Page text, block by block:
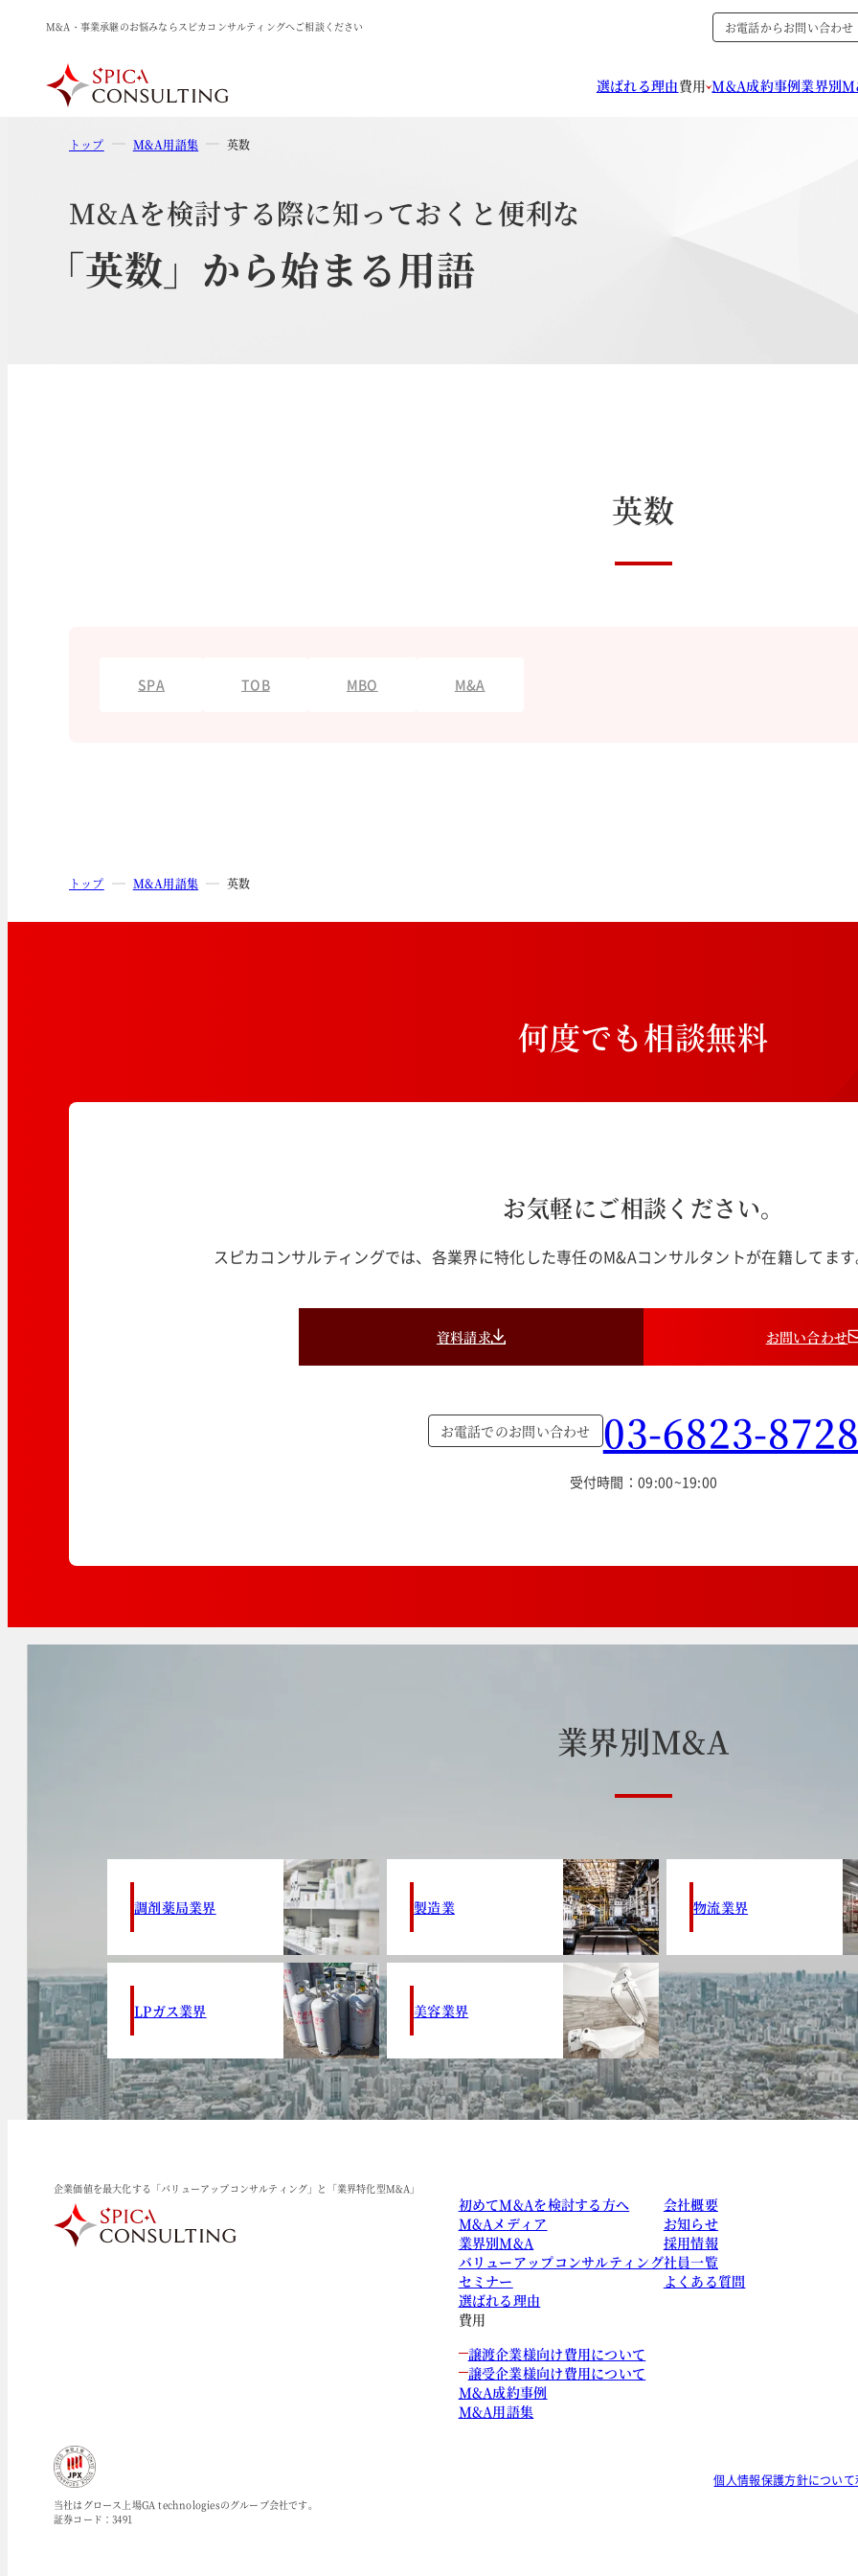
M&A・事業承継のお悩みならスピカコンサルティングへご相談ください お電話からお問い合わせ
選ばれる理由費用 M&A成約事例業界別
トップ M&A用語集 英数
M&Aを検討する際に知っておくと便利な
「英数」から始まる用語
英数
SPA TOB MBO M&A
トップ M&A用語集 英数
何度でも相談無料
お気軽にご相談ください。
スピカコンサルティングでは、各業界に特化した専任のM&Aコンサルタントが在籍してま
資料請求 お問い合わせ
お電話でのお問い合わせ 03-6823-
受付時間：09:00~19:00
業界別M&A
調剤薬局業界 製造業 物流業界
LPガス業界 美容業界
企業価値を最大化する「バリューアップコンサルティング」と「業界特化型M&A」
初めてM&Aを検討する方へ
M&Aメディア
業界別M&A
バリューアップコンサルティング
セミナー
選ばれる理由
費用
譲渡企業様向け費用について
譲受企業様向け費用について
M&A成約事例
M&A用語集
会社概要
お知らせ
採用情報
社員一覧
よくある質問
当社はグロース上場GA technologiesのグループ会社です。
証券コード：3491
個人情報保護方針について